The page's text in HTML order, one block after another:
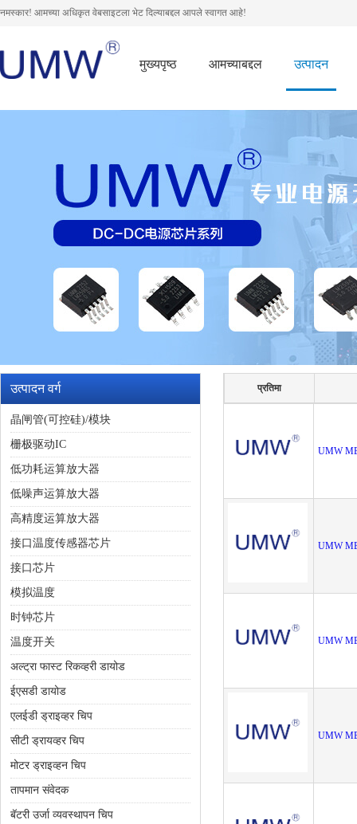
नमस्कार! आमच्या अधिकृत वेबसाइटला भेट दिल्याबद्दल आपले स्वागत आहे!
मुख्यपृष्ठ आमच्याबद्दल उत्पादन
उत्पादन वर्ग
晶闸管(可控硅)/模块
栅极驱动IC
低功耗运算放大器
低噪声运算放大器
高精度运算放大器
接口温度传感器芯片
接口芯片
模拟温度
时钟芯片
温度开关
अल्ट्रा फास्ट रिकव्हरी डायोड
ईएसडी डायोड
एलईडी ड्राइव्हर चिप
सीटी ड्रायव्हर चिप
मोटर ड्राइव्हन चिप
तापमान संवेदक
बॅटरी उर्जा व्यवस्थापन चिप
प्रतिमा
UMW
UMW
UMW
UMW